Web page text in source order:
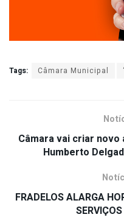
Tags: Câmara Municipal
Câmara vai criar
Humberto
FRADELOS ALARGA